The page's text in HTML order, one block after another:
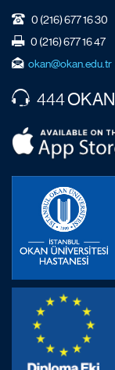
0 (216) 677 16 30
0 (216) 677 16 47
okan@okan.edu.tr
444OKAN